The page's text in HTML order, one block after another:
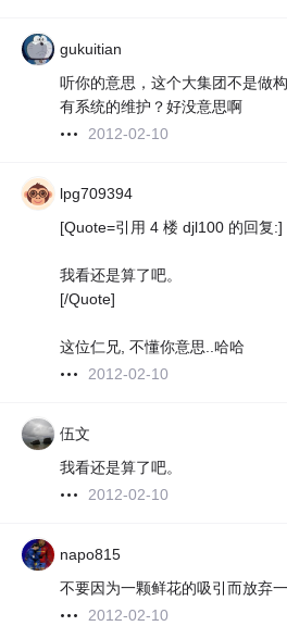
gukuitian
听你的意思，这个大集团不是做
有系统的维护？好没意思啊
2012-02-10
lpg709394
[Quote=引用 4 楼 djl100 的回复:]
我看还是算了吧。
[/Quote]
这位仁兄, 不懂你意思..哈哈
2012-02-10
伍文
我看还是算了吧。
2012-02-10
napo815
不要因为一颗鲜花的吸引而放弃一
2012-02-10